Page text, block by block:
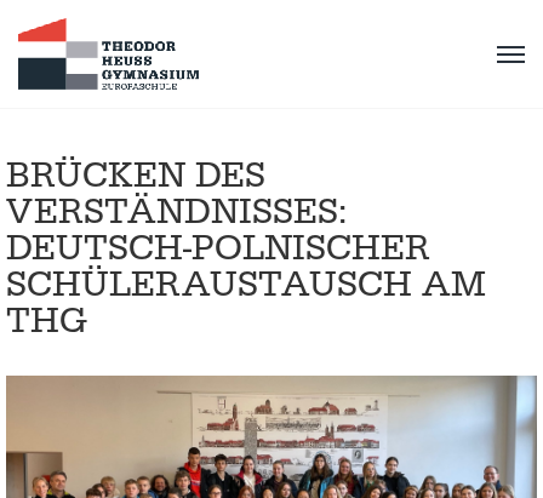
BRÜCKEN DES
VERSTÄNDNISSES:
DEUTSCH-POLNISCHER
SCHÜLERAUSTAUSCH AM
THG